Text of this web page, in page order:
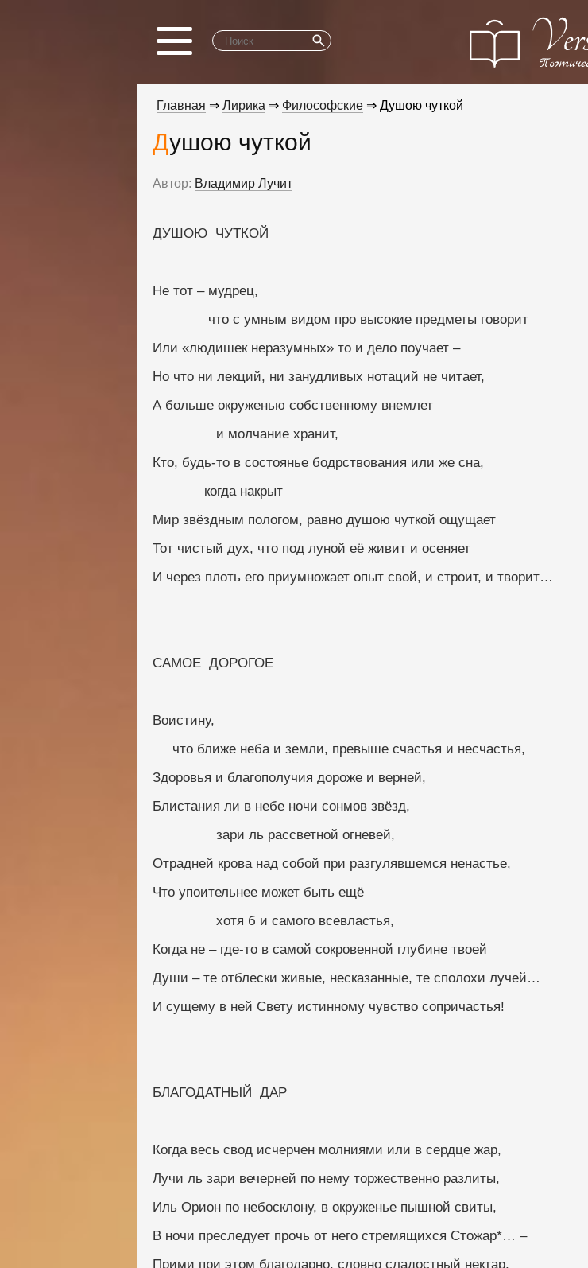
Главная ⇒ Лирика ⇒ Философские ⇒ Душою чуткой
Душою чуткой
Автор: Владимир Лучит
ДУШОЮ  ЧУТКОЙ
Не тот – мудрец,
              что с умным видом про высокие предметы говорит
Или «людишек неразумных» то и дело поучает –
Но что ни лекций, ни занудливых нотаций не читает,
А больше окруженью собственному внемлет
                и молчание хранит,
Кто, будь-то в состоянье бодрствования или же сна,
             когда накрыт
Мир звёздным пологом, равно душою чуткой ощущает
Тот чистый дух, что под луной её живит и осеняет
И через плоть его приумножает опыт свой, и строит, и творит…
САМОЕ  ДОРОГОЕ
Воистину,
     что ближе неба и земли, превыше счастья и несчастья,
Здоровья и благополучия дороже и верней,
Блистания ли в небе ночи сонмов звёзд,
                зари ль рассветной огневей,
Отрадней крова над собой при разгулявшемся ненастье,
Что упоительнее может быть ещё
                хотя б и самого всевластья,
Когда не – где-то в самой сокровенной глубине твоей
Души – те отблески живые, несказанные, те сполохи лучей…
И сущему в ней Свету истинному чувство сопричастья!
БЛАГОДАТНЫЙ  ДАР
Когда весь свод исчерчен молниями или в сердце жар,
Лучи ль зари вечерней по нему торжественно разлиты,
Иль Орион по небосклону, в окруженье пышной свиты,
В ночи преследует прочь от него стремящихся Стожар*… –
Прими при этом благодарно, словно сладостный нектар,